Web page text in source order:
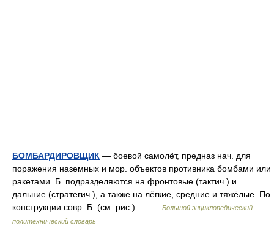
БОМБАРДИРОВЩИК — боевой самолёт, предназ нач. для
поражения наземных и мор. объектов противника бомбами или
ракетами. Б. подразделяются на фронтовые (тактич.) и
дальние (стратегич.), а также на лёгкие, средние и тяжёлые. По
конструкции совр. Б. (см. рис.)… …
Большой энциклопедический
политехнический словарь